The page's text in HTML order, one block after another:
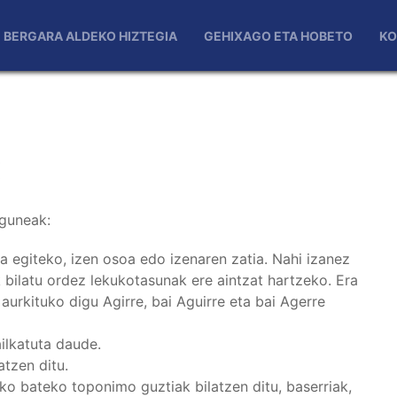
BERGARA ALDEKO HIZTEGIA GEHIXAGO ETA HOBETO
egiteko, izen osoa edo izenaren zatia. Nahi izanez
ordez lekukotasunak ere aintzat hartzeko. Era
digu Agirre, bai Aguirre eta bai Agerre
daude.
ditu.
bateko toponimo guztiak bilatzen ditu, baserriak,